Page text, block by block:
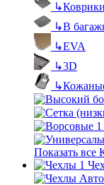
↳
↳В
↳EVA
↳3D
↳
Показать все